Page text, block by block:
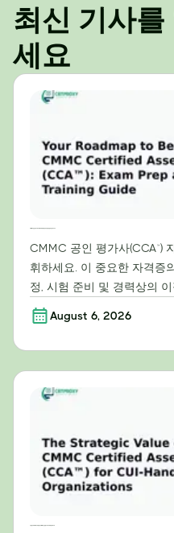
최신 기사를
세요
CMMC 공인 평가사(CCA™)
휘하세요. 이 중요한 자격증
정, 시험 준비 및 경력상의 이
August 6, 2026